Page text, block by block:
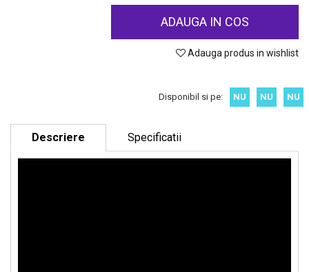
ADAUGA IN COS
Adauga produs in wishlist
Disponibil si pe: NU NU NU
Descriere Specificatii